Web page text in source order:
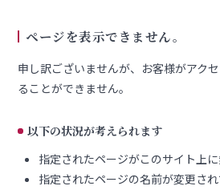
ページを表示できません。
申し訳ございませんが、お客様がアク
ることができません。
以下の状況が考えられます
指定されたページがこのサイト上に
指定されたページの名前が変更され